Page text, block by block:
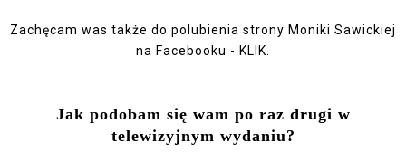
Zachęcam was także do polubienia strony Moniki Sawickiej
na Facebooku - KLIK
Jak podobam się wam po raz drugi w
telewizyjnym wydaniu?